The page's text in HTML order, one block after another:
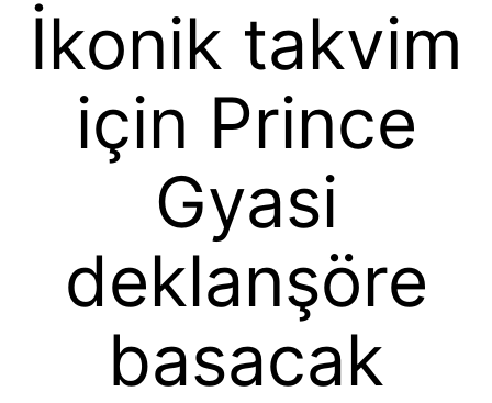
İkonik takvim
için Prince
Gyasi
deklanşöre
basacak